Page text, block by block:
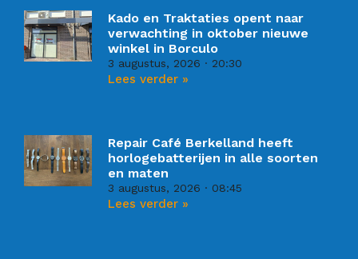
Kado en Traktaties opent naar
verwachting in oktober nieuwe
winkel in Borculo
3 augustus, 2026 20:30
Lees verder »
Repair Café Berkelland heeft
horlogebatterijen in alle soorten
en maten
3 augustus, 2026 08:45
Lees verder »